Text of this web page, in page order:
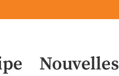
Nouvelles